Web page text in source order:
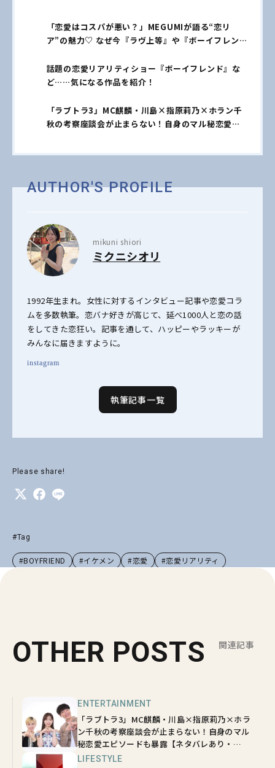
「恋愛はコスパが悪い？」MEGUMIが語る“恋リ
ア”の魅力♡ なぜ今『ラヴ上等』や『ボーイフレン
話題の恋愛リアリティショー『ボーイフレンド』な
ど……気になる作品を紹介！
「ラブトラ3」MC麒麟・川島×指原莉乃×ホラン千
秋の考察座談会が止まらない！自身のマル秘恋愛エ
AUTHOR'S PROFILE
mikuni shiori
ミクニシオリ
1992年生まれ。女性に対するインタビュー記事や恋愛コラ
ムを多数執筆。恋バナ好きが高じて、延べ1000人と恋の話
をしてきた恋狂い。記事を通して、ハッピーやラッキーが
みんなに届きますように。
instagram
執筆記事一覧
Please share!
#Tag
#BOYFRIEND #イケメン #恋愛 #恋愛リアリティ
OTHER POSTS 関連記事
ENTERTAINMENT
「ラブトラ3」MC麒麟・川島×指原莉乃×ホラ
ン千秋の考察座談会が止まらない！自身のマル
秘恋愛エピソードも暴露【ネタバレあり・
sweet独占】
LIFESTYLE